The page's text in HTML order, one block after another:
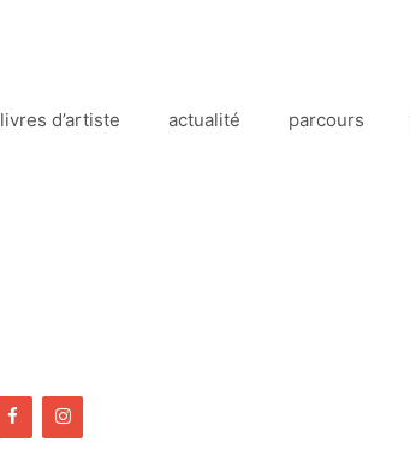
livres d’artiste actualité parcours